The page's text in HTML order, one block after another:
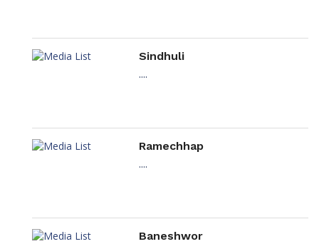
Sindhuli
....
Ramechhap
....
Baneshwor